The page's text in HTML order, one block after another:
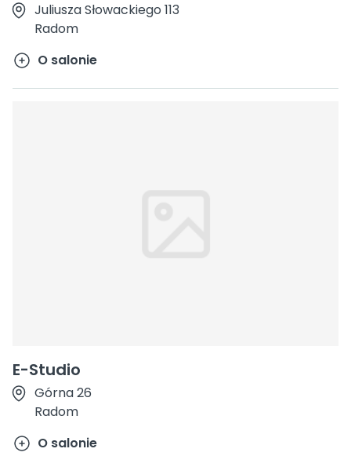
Juliusza Słowackiego 113
Radom
O salonie
E-Studio
Górna 26
Radom
O salonie